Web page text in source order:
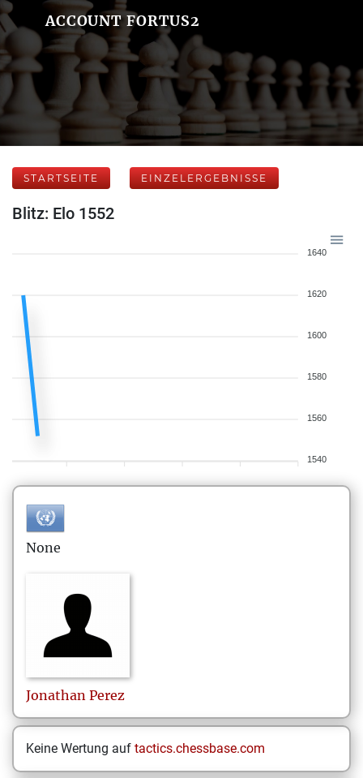
ACCOUNT FORTUS2
STARTSEITE EINZELERGEBNISSE
Blitz: Elo 1552
1640
1620
1600
1580
1560
1540
None
Jonathan Perez
Keine Wertung auf tactics.chessbase.com